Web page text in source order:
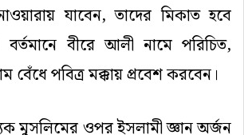
যাবেন,তাদের মিকাত হবে
বর্তমানে বীরে আলী নামে পরিচিত,
বেঁধেপবিত্রমক্কায়প্রবেশকরবেন।
মুসলিমেরওপরইসলামীজ্ঞানঅর্জন